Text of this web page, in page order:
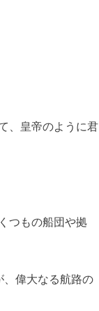
、皇帝のように君
つもの船団や拠
、偉大なる航路の